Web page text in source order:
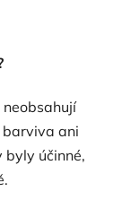
barviva ani
byly účinné,